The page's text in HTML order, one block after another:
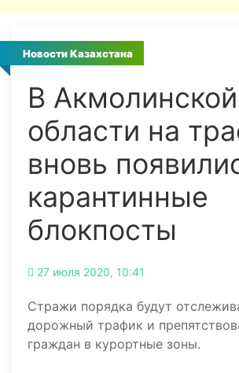
Новости Казахстана
В Акмолинской
области на
вновь
карантинные
блокпосты
27 июля 2020, 10:41
Стражи порядка будут
дорожный трафик и
граждан в курортные зоны.